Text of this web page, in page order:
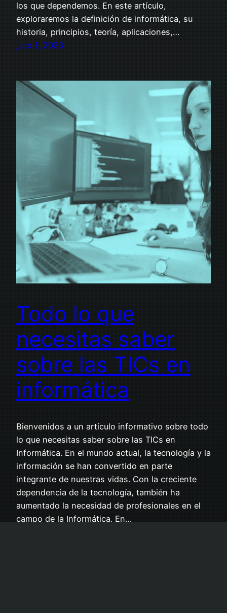
los que dependemos. En este artículo,
exploraremos la definición de informática, su
historia, principios, teoría, aplicaciones,…
julio 1, 2023
Todo lo que
necesitas saber
sobre las TICs en
informática
Bienvenidos a un artículo informativo sobre todo
lo que necesitas saber sobre las TICs en
Informática. En el mundo actual, la tecnología y la
información se han convertido en parte
integrante de nuestras vidas. Con la creciente
dependencia de la tecnología, también ha
aumentado la necesidad de profesionales en el
campo de la Informática. En…